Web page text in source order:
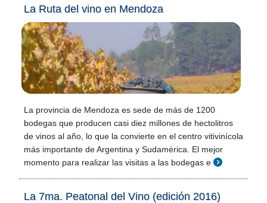
La Ruta del vino en Mendoza
La provincia de Mendoza es sede de más de 1200
bodegas que producen casi diez millones de hectolitros
de vinos al año, lo que la convierte en el centro vitivinícola
más importante de Argentina y Sudamérica. El mejor
momento para realizar las visitas a las bodegas e
La 7ma. Peatonal del Vino (edición 2016)